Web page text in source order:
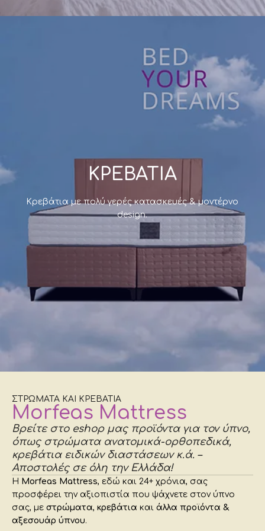
Κρεβάτια ύπνου
Ανθεκτικές κατασκευές κρεβατιών, με την εγγύηση
Mattress
Δείτε τα online
ΚΡΕΒΑΤΙΑ
Κρεβάτια με πολύ γερές κατασκευές & μοντέρνο
design.
ΣΤΡΩΜΑΤΑ ΚΑΙ ΚΡΕΒΑΤΙΑ
Morfeas Mattress
Βρείτε στο eshop μας προϊόντα για τον ύπνο,
όπως στρώματα ανατομικά-ορθοπεδικά,
κρεβάτια ειδικών διαστάσεων κ.ά. –
Αποστολές σε όλη την Ελλάδα!
Η Morfeas Mattress, εδώ και 24+ χρόνια, σας
προσφέρει την αξιοπιστία που ψάχνετε στον ύπνο
σας, με στρώματα, κρεβάτια και άλλα προϊόντα &
αξεσουάρ ύπνου.